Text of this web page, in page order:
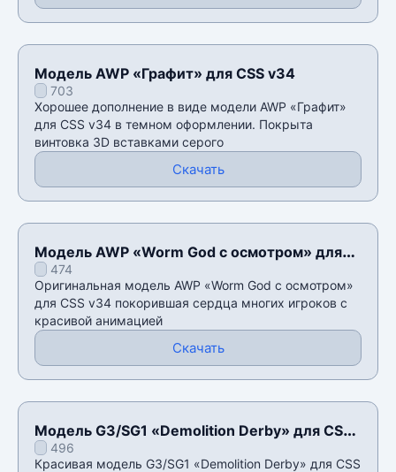
Модель AWP «Графит» для CSS v34
703
Хорошее дополнение в виде модели AWP «Графит»
для CSS v34 в темном оформлении. Покрыта
винтовка 3D вставками серого
Скачать
Модель AWP «Worm God с осмотром» для
CSS v34
474
Оригинальная модель AWP «Worm God с осмотром»
для CSS v34 покорившая сердца многих игроков с
красивой анимацией
Скачать
Модель G3/SG1 «Demolition Derby» для CSS
v34496
Красивая модель G3/SG1 «Demolition Derby» для CSS